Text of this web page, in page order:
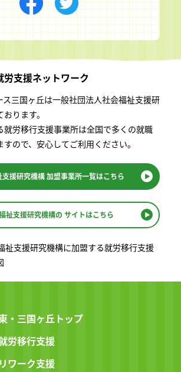
労支援ネットワーク
ス三国ヶ丘は一般社団法⼈社会福祉⽀援研
ります。
就労移⾏⽀援事業所は全国で多くの就職
ので、安⼼してご利⽤ください。
支援研究機構加盟事業所一覧はこちら
祉支援研究機構の サイトはこちら
・三国ヶ丘トップ
労移行支援
ワーク支援